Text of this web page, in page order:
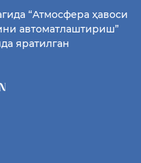
“Атмосфера ҳавоси
автоматлаштириш”
яратилган